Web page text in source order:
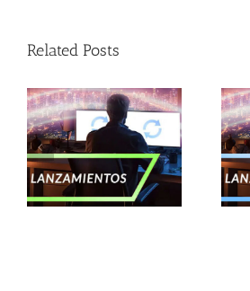
Related Posts
Lanzamientos –
Enero 2025